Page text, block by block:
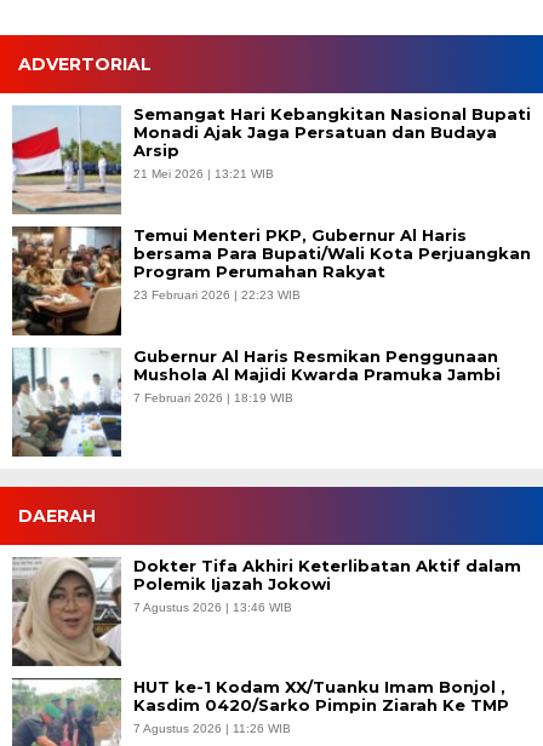
ADVERTORIAL
Semangat Hari Kebangkitan Nasional Bupati
Monadi Ajak Jaga Persatuan dan Budaya
Arsip
21 Mei 2026 | 13:21 WIB
Temui Menteri PKP, Gubernur Al Haris
bersama Para Bupati/Wali Kota Perjuangkan
Program Perumahan Rakyat
23 Februari 2026 | 22:23 WIB
Gubernur Al Haris Resmikan Penggunaan
Mushola Al Majidi Kwarda Pramuka Jambi
7 Februari 2026 | 18:19 WIB
DAERAH
Dokter Tifa Akhiri Keterlibatan Aktif dalam
Polemik Ijazah Jokowi
7 Agustus 2026 | 13:46 WIB
HUT ke-1 Kodam XX/Tuanku Imam Bonjol ,
Kasdim 0420/Sarko Pimpin Ziarah Ke TMP
7 Agustus 2026 | 11:26 WIB